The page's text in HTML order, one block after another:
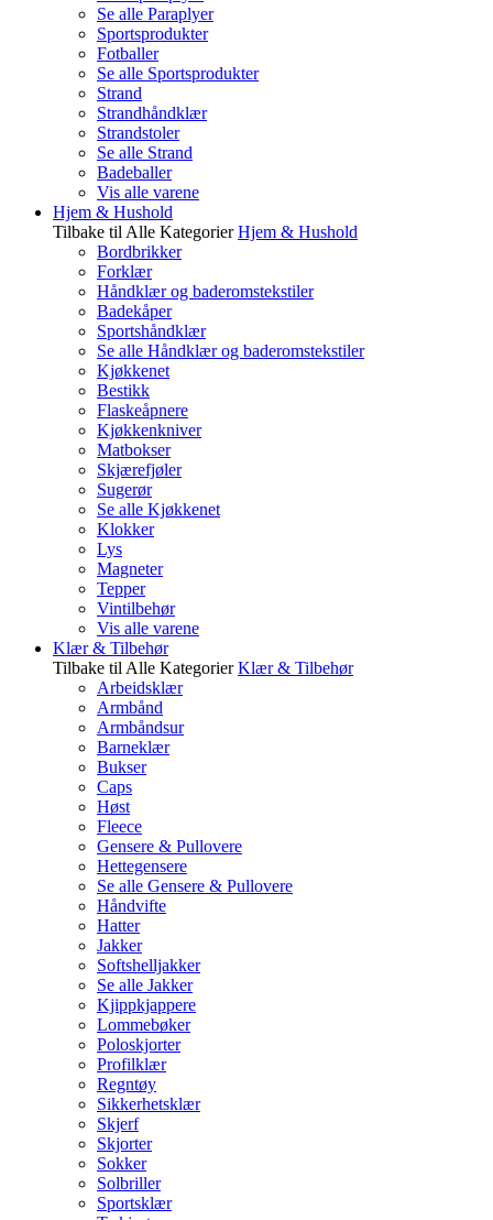
Se alle Paraplyer
Sportsprodukter
Fotballer
Se alle Sportsprodukter
Strand
Strandhåndklær
Strandstoler
Se alle Strand
Badeballer
Vis alle varene
Hjem & Hushold
Tilbake til Alle Kategorier Hjem & Hushold
Bordbrikker
Forklær
Håndklær og baderomstekstiler
Badekåper
Sportshåndklær
Se alle Håndklær og baderomstekstiler
Kjøkkenet
Bestikk
Flaskeåpnere
Kjøkkenkniver
Matbokser
Skjærefjøler
Sugerør
Se alle Kjøkkenet
Klokker
Lys
Magneter
Tepper
Vintilbehør
Vis alle varene
Klær & Tilbehør
Tilbake til Alle Kategorier Klær & Tilbehør
Arbeidsklær
Armbånd
Armbåndsur
Barneklær
Bukser
Caps
Høst
Fleece
Gensere & Pullovere
Hettegensere
Se alle Gensere & Pullovere
Håndvifte
Hatter
Jakker
Softshelljakker
Se alle Jakker
Kjippkjappere
Lommebøker
Poloskjorter
Profilklær
Regntøy
Sikkerhetsklær
Skjerf
Skjorter
Sokker
Solbriller
Sportsklær